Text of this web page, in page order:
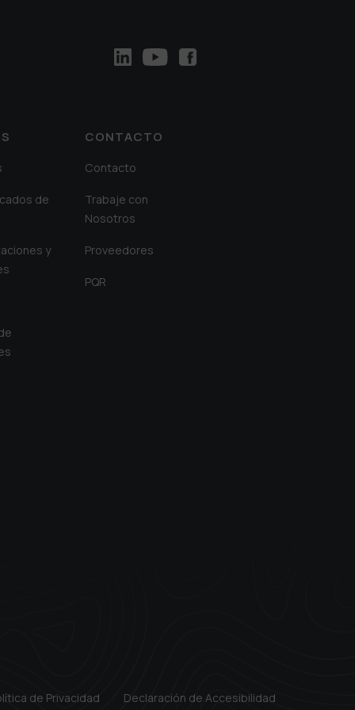
de
y
CONTACTO
Contacto
Trabaje con
Nosotros
Proveedores
PQR
de Privacidad Declaración de Accesibilidad